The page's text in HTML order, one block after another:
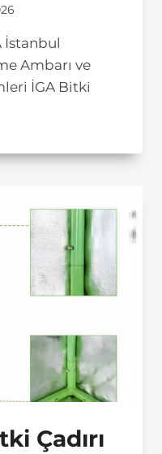
İstanbul
Ambarı ve
İGA Bitki
Çadırı